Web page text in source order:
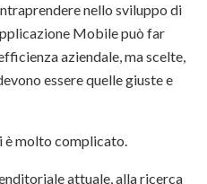
nello sviluppo di
Mobile può far
aziendale, ma scelte,
essere quelle giuste e
è molto complicato.
attuale, alla ricerca